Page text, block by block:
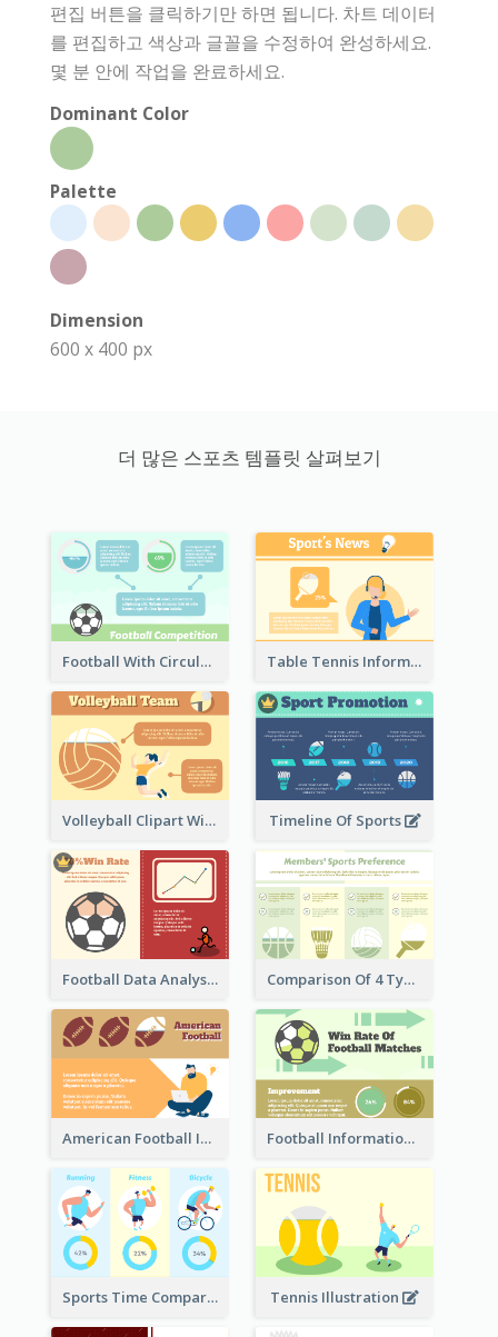
편집 버튼을 클릭하기만 하면 됩니다. 차트 데이터
를 편집하고 색상과 글꼴을 수정하여 완성하세요.
몇 분 안에 작업을 완료하세요.
Dominant Color
Palette
Dimension
600 x 400 px
더 많은 스포츠 템플릿 살펴보기
Football With Circular Chart Table Tennis Informative Clipart
Volleyball Clipart With Details Timeline Of Sports
Football Data Analysis Comparison Of 4 Types of Sports
American Football Information Football Information
Sports Time Comparison Tennis Illustration